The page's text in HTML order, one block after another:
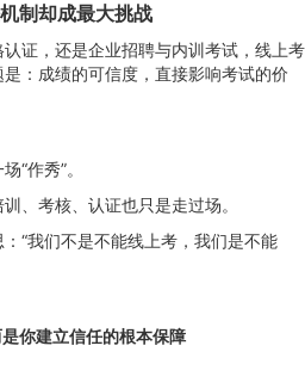
制却成最大挑战
证，还是企业招聘与内训考试，线上考
：成绩的可信度，直接影响考试的价
“作秀”。
、考核、认证也只是走过场。
“我们不是不能线上考，我们是不能
你建立信任的根本保障